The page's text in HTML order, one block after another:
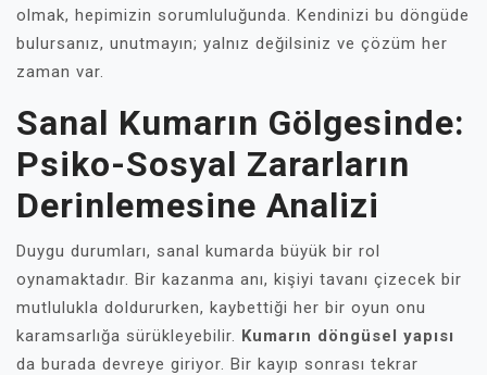
olmak, hepimizin sorumluluğunda. Kendinizi bu döngüde
bulursanız, unutmayın; yalnız değilsiniz ve çözüm her
zaman var.
Sanal Kumarın Gölgesinde:
Psiko-Sosyal Zararların
Derinlemesine Analizi
Duygu durumları, sanal kumarda büyük bir rol
oynamaktadır. Bir kazanma anı, kişiyi tavanı çizecek bir
mutlulukla doldururken, kaybettiği her bir oyun onu
karamsarlığa sürükleyebilir. Kumarın döngüsel yapısı
da burada devreye giriyor. Bir kayıp sonrası tekrar